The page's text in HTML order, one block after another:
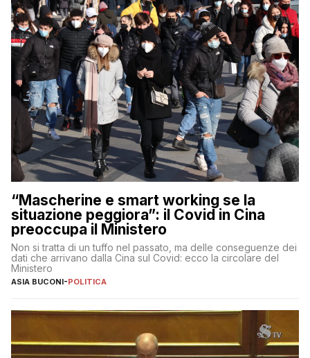
“Mascherine e smart working se la
situazione peggiora”: il Covid in Cina
preoccupa il Ministero
Non si tratta di un tuffo nel passato, ma delle conseguenze dei
dati che arrivano dalla Cina sul Covid: ecco la circolare del
Ministero
ASIA BUCONI-POLITICA